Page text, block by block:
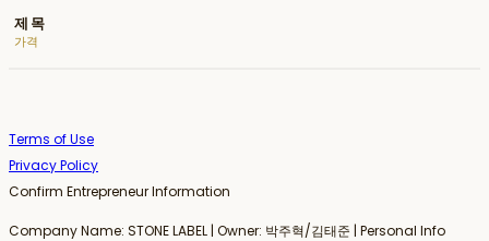
제목
가격
Terms of Use
Privacy Policy
Confirm Entrepreneur Information
Company Name: STONE LABEL | Owner: 박주혁/김태준 | Personal Info